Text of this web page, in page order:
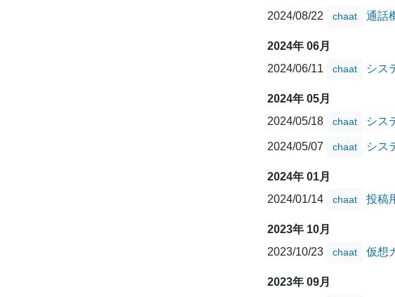
2024/08/22
chaat 通話
2024年 06月
2024/06/11
chaat シス
2024年 05月
2024/05/18
chaat シス
2024/05/07 chaat シス
2024年 01月
2024/01/14
chaat 投稿
2023年 10月
2023/10/23
chaat 仮想
2023年 09月